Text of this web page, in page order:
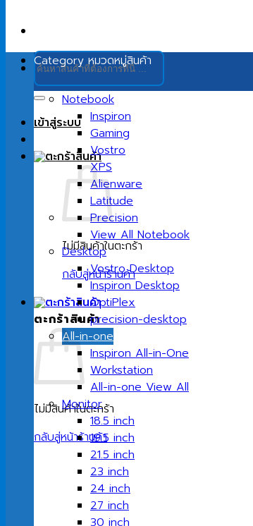
ค้นหา:
เข้าสู่ระบบ
ไม่มีสินค้าในตะกร้า
กลับสู่หน้าร้านค้า
ตะกร้าสินค้า
ไม่มีสินค้าในตะกร้า
กลับสู่หน้าร้านค้า
Categoryหมวดหมู่สินค้า
Notebook
Inspiron
Gaming
Vostro
XPS
Alienware
Latitude
Precision
View All Notebook
Desktop
Vostro Desktop
Inspiron Desktop
OptiPlex
precision-desktop
All-in-one
Inspiron All-in-One
Workstation
All-in-one View All
Monitor
18.5 inch
19.5 inch
21.5 inch
23 inch
24 inch
27 inch
30 inch